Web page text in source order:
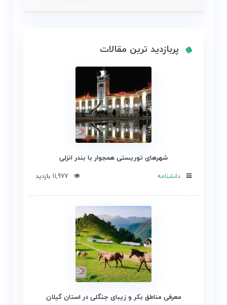
پربازدید ترین مقالات
شهرهای توریستی همجوار با بندر انزلی
دانشنامه 11,977 بازدید
معرفی مناطق بکر و زیبای جنگلی در استان گیلان